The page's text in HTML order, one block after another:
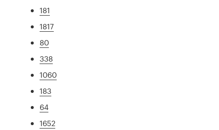
181
1817
80
338
1060
183
64
1652